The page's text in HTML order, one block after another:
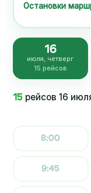
Остановки
16
июля, четверг
15 рейсов
15 рейсов 16
8:00
9:45